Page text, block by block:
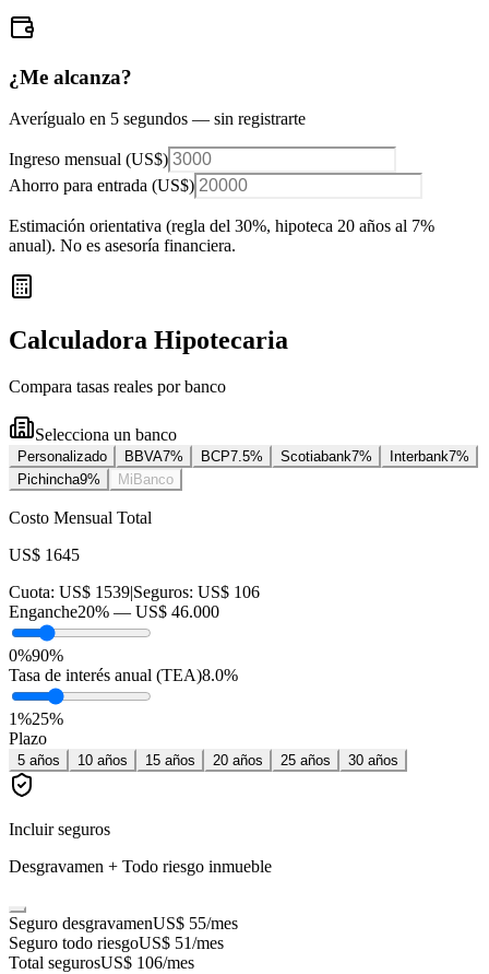
¿Me alcanza?
Averígualo en 5 segundos — sin registrarte
Ingreso mensual (US$)
Ahorro para entrada (US$)
Estimación orientativa (regla del 30%, hipoteca 20 años al 7%
anual). No es asesoría financiera.
Calculadora Hipotecaria
Compara tasas reales por banco
Selecciona un banco
Personalizado BBVA7% BCP7.5% Scotiabank7% Interbank7%
Pichincha9% MiBanco
Costo Mensual Total
US$ 1645
Cuota: US$ 1539|Seguros: US$ 106
Enganche20% — US$ 46.000
0%90%
Tasa de interés anual (TEA)8.0%
1%25%
Plazo
5 años 10 años 15 años 20 años 25 años 30 años
Incluir seguros
Desgravamen + Todo riesgo inmueble
Seguro desgravamenUS$ 55/mes
Seguro todo riesgoUS$ 51/mes
Total segurosUS$ 106/mes